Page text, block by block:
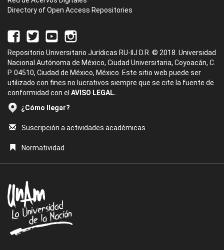
Directory of Open Access Repositories
Repositorio Universitario Jurídicas RU-IIJ D.R. © 2018. Universidad
Nacional Autónoma de México, Ciudad Universitaria, Coyoacán, C.
P. 04510, Ciudad de México, México. Este sitio web puede ser
utilizado con fines no lucrativos siempre que se cite la fuente de
conformidad con el AVISO LEGAL.
¿Cómo llegar?
Suscripción a actividades académicas
Normatividad